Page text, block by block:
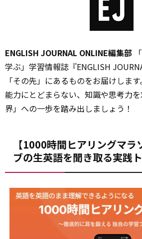
ENGLISH JOURNAL ONLINE編集部
学ぶ」学習情報誌『ENGLISH
「その先」にあるものをお届けしま
能力にとどまらない、知識や思考力
界」への一歩を踏み出しましょう！
【1000時間ヒアリングマラ
ブの生英語を聞き取る実践